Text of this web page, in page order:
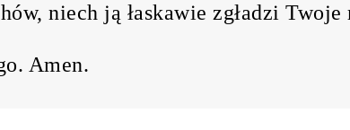
niech ją łaskawie zgładzi Twoje
Amen.